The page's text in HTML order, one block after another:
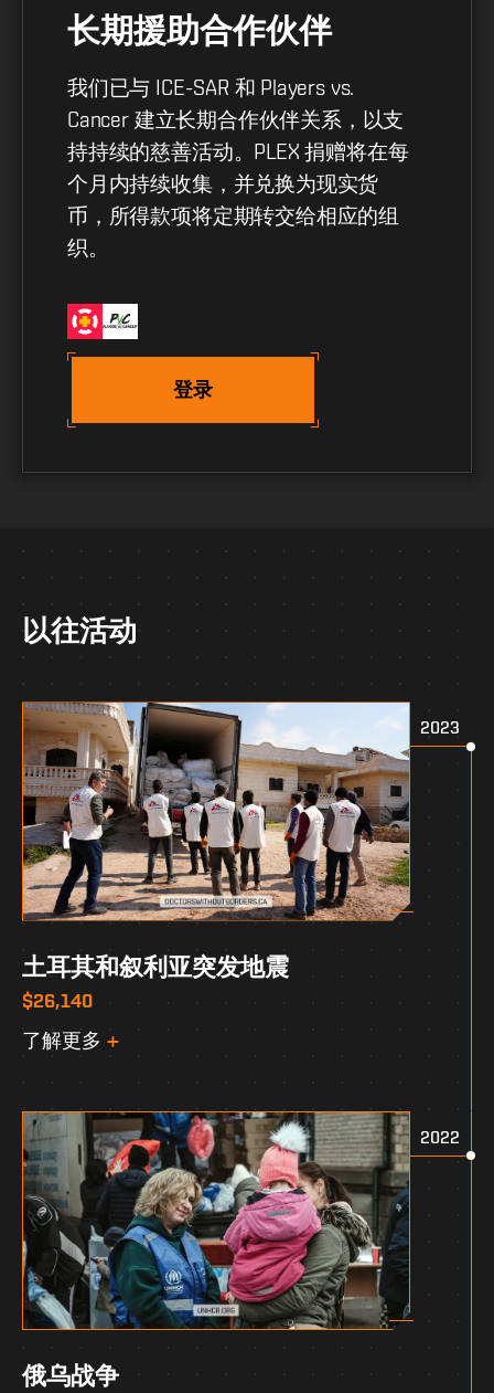
长期援助合作伙伴
我们已与 ICE-SAR 和 Players vs.
Cancer 建立长期合作伙伴关系，以支
持持续的慈善活动。PLEX 捐赠将在每
个月内持续收集，并兑换为现实货
币，所得款项将定期转交给相应的组
织。
登录
以往活动
2023
土耳其和叙利亚突发地震
$26,140
了解更多
2022
俄乌战争